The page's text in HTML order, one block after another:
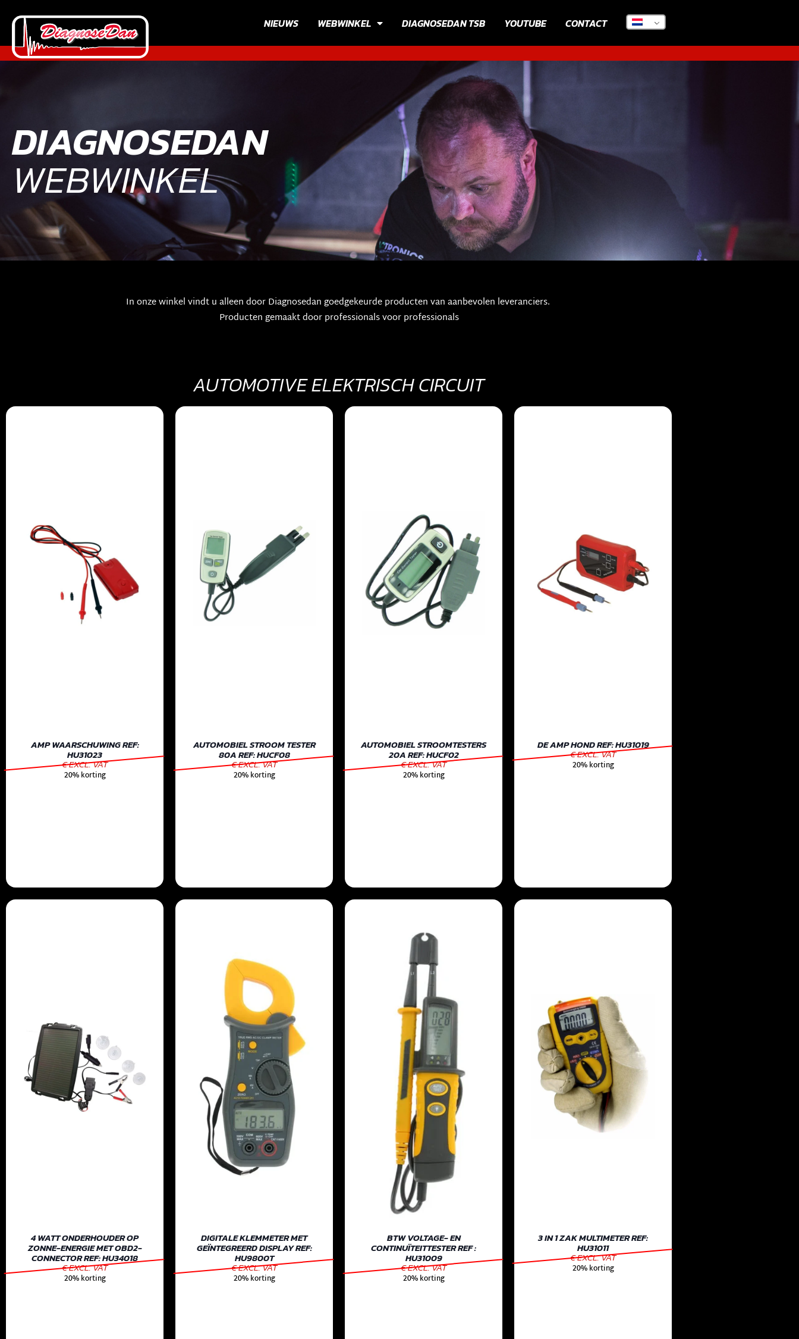
NIEUWS WEBWINKEL DIAGNOSEDAN TSB YOUTUBE CONTACT
DIAGNOSEDAN
WEBWINKEL
In onze winkel vindt u alleen door Diagnosedan goedgekeurde producten van aanbevolen leveranciers.
Producten gemaakt door professionals voor professionals
AUTOMOTIVE ELEKTRISCH CIRCUIT
AMP WAARSCHUWING REF:
HU31023
€ EXCL. VAT
20% korting
AUTOMOBIEL STROOM TESTER
80A REF: HUCF08
€ EXCL. VAT
20% korting
AUTOMOBIEL STROOMTESTERS
20A REF: HUCF02
€ EXCL. VAT
20% korting
DE AMP HOND REF: HU31019
€ EXCL. VAT
20% korting
4 WATT ONDERHOUDER OP
ZONNE-ENERGIE MET OBD2-
CONNECTOR REF: HU34018
€ EXCL. VAT
20% korting
DIGITALE KLEMMETER MET
GEÏNTEGREERD DISPLAY REF:
HU9800T
€ EXCL. VAT
20% korting
BTW VOLTAGE- EN
CONTINUÏTEITTESTER REF :
HU31009
€ EXCL. VAT
20% korting
3 IN 1 ZAK MULTIMETER REF:
HU31011
€ EXCL. VAT
20% korting